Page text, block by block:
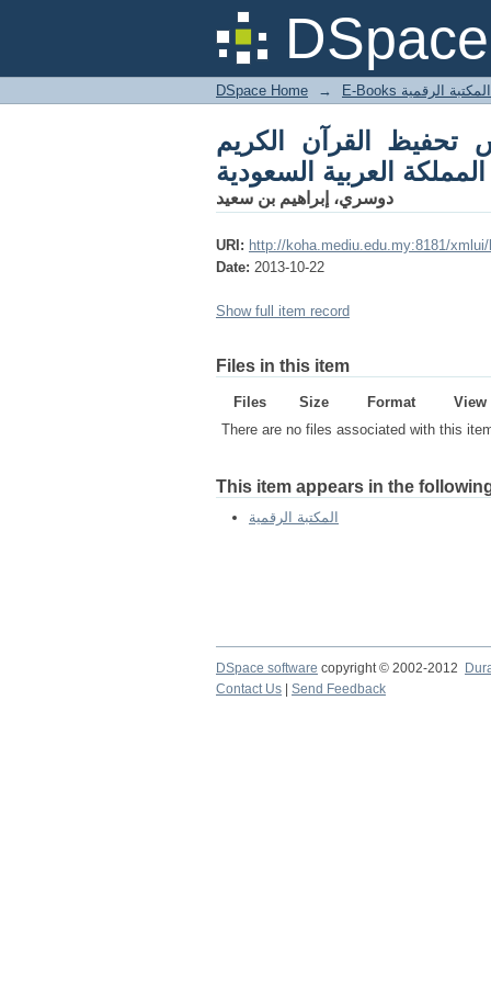
في المملكة العربية
السعودية
DSpace Home → المكتبة الرقمية
القرآن الكريم
العربية السعودية
دوسري، إبراهيم بن سعيد
URI: http://koha.mediu.edu.my:8181/
Date: 2013-10-22
Show full item record
Files in this item
Files Size Format
View
There are no files associated with this
This item appears in the
المكتبة الرقمية
DSpace software copyright © 2002-2012
Contact Us
Send Feedback